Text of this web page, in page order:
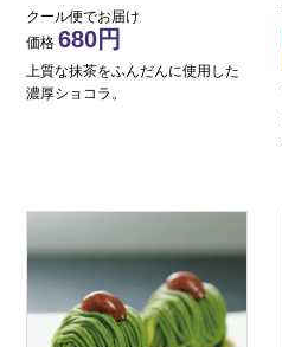
クール便でお届け
価格 680
上質な抹茶をふんだんに使用した
濃厚ショコラ。